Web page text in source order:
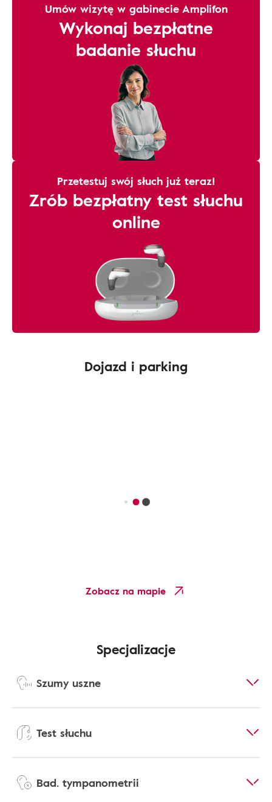
Umów wizytę w gabinecie Amplifon
Wykonaj bezpłatne
badanie słuchu
Przetestuj swój słuch już teraz!
Zrób bezpłatny test słuchu
online
Dojazd i parking
Zobacz na mapie
Specjalizacje
Szumy uszne
Test słuchu
Bad. tympanometrii